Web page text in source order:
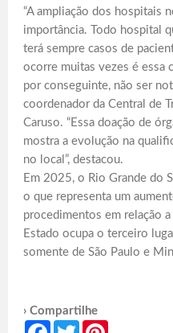
“A ampliação dos hospitais
importância. Todo hospital
terá sempre casos de
ocorre muitas vezes é essa
por conseguinte, não ser
coordenador da Central de
Caruso. “Essa doação de
mostra a evolução na
no local”, destacou.
Em 2025, o Rio Grande do
o que representa um
procedimentos em relação
Estado ocupa o terceiro
somente de São Paulo e
› Compartilhe
Facebook
Twitter